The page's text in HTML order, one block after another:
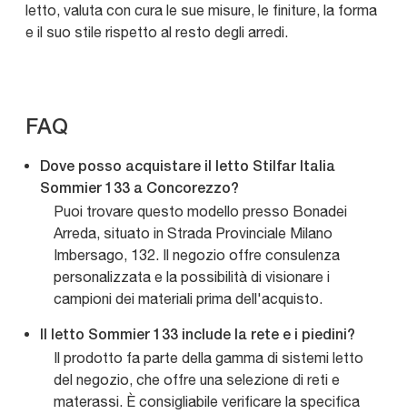
letto, valuta con cura le sue misure, le finiture, la forma
e il suo stile rispetto al resto degli arredi.
FAQ
Dove posso acquistare il letto Stilfar Italia
Sommier 133 a Concorezzo?
Puoi trovare questo modello presso Bonadei
Arreda, situato in Strada Provinciale Milano
Imbersago, 132. Il negozio offre consulenza
personalizzata e la possibilità di visionare i
campioni dei materiali prima dell'acquisto.
Il letto Sommier 133 include la rete e i piedini?
Il prodotto fa parte della gamma di sistemi letto
del negozio, che offre una selezione di reti e
materassi. È consigliabile verificare la specifica